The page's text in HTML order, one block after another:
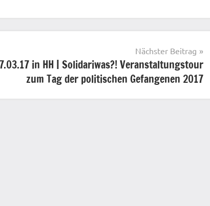
Nächster Beitrag
in HH | Solidariwas?! Veranstaltungstour
zum Tag der politischen Gefangenen 2017